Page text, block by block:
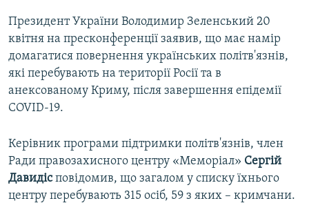
Президент України Володимир Зеленський 20
квітня на пресконференції заявив, що має намір
домагатися повернення українських політв'язнів,
які перебувають на території Росії та в
анексованому Криму, після завершення епідемії
COVID-19.
Керівник програми підтримки політв'язнів, член
Ради правозахисного центру «Меморіал» Сергій
Давидісповідомив, що загалом у списку їхнього
центру перебувають 315 осіб, 59 з яких – кримчани.